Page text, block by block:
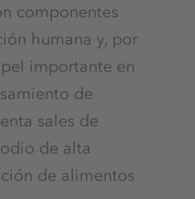
componentes
humana y, por
importante en
de
sales de
de alta
de alimentos